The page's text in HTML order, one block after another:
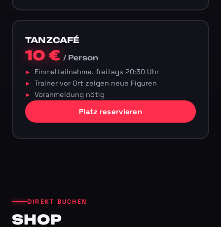
TANZCAFÉ
10 €/ Person
Einmalteilnahme, freitags 20:30 Uhr
Trainer vor Ort zeigen neue Figuren
Voranmeldung nötig
Platz reservieren
DIREKT BUCHEN
SHOP